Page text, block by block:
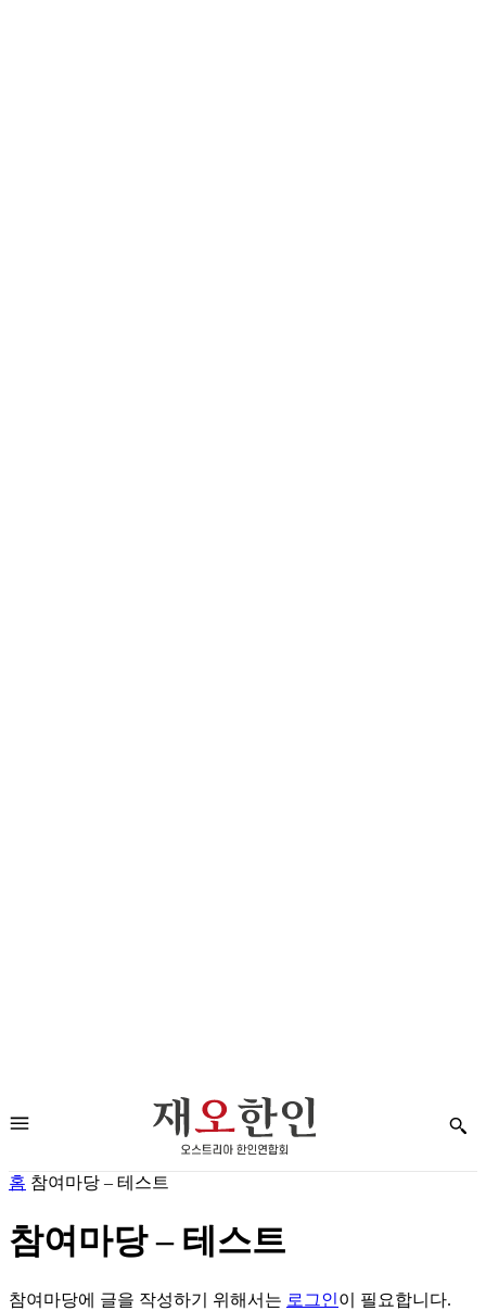
홈 참여마당 – 테스트
참여마당 – 테스트
참여마당에 글을 작성하기 위해서는 로그인이 필요합니다.